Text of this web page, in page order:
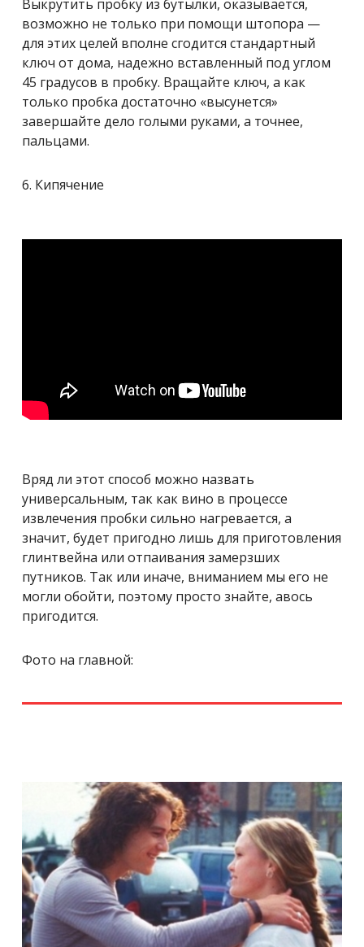
Выкрутить пробку из бутылки, оказывается,
возможно не только при помощи штопора —
для этих целей вполне сгодится стандартный
ключ от дома, надежно вставленный под углом
45 градусов в пробку. Вращайте ключ, а как
только пробка достаточно «высунется»
завершайте дело голыми руками, а точнее,
пальцами.
6. Кипячение
Вряд ли этот способ можно назвать
универсальным, так как вино в процессе
извлечения пробки сильно нагревается, а
значит, будет пригодно лишь для приготовления
глинтвейна или отпаивания замерзших
путников. Так или иначе, вниманием мы его не
могли обойти, поэтому просто знайте, авось
пригодится.
Фото на главной: